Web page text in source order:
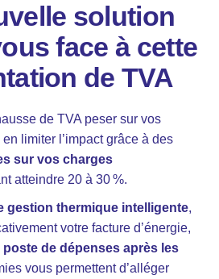
solution
face à cette
de TVA
de TVA peser sur vos
limiter l’impact grâce à des
sur vos charges
atteindre 20 à 30 %.
gestion thermique intelligente,
votre facture d’énergie,
poste de dépenses après les
vous permettent d’alléger